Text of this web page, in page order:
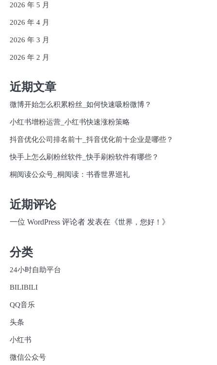
2026 年 5 月
2026 年 4 月
2026 年 3 月
2026 年 2 月
近期文章
微博开始怎么积累粉丝_如何快速吸粉微博？
小红书增粉运营_小红书快速涨粉策略
抖音优化公司排名前十_抖音优化前十企业是哪些？
快手上怎么刷粉丝软件_快手刷粉软件有哪些？
桐阅读公众号_桐阅读：书香世界巡礼
近期评论
一位 WordPress 评论者 发表在《世界，您好！ 》
分类
24小时自助平台
BILIBILI
QQ音乐
头条
小红书
微信公众号